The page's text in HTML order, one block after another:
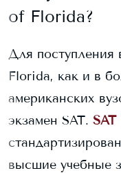
of Florida?
Для поступления
Florida, как и в
американских
экзамен SAT.
высшие учебные